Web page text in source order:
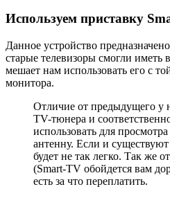
Используем приставку
Данное устройство
старые телевизоры смогли иметь
мешает нам использовать его с
монитора.
Отличие от предыдущего у
TV-тюнера и
использовать для
антенну. Если и
будет не так легко. Так же
(Smart-TV обойдется вам
есть за что переплатить.